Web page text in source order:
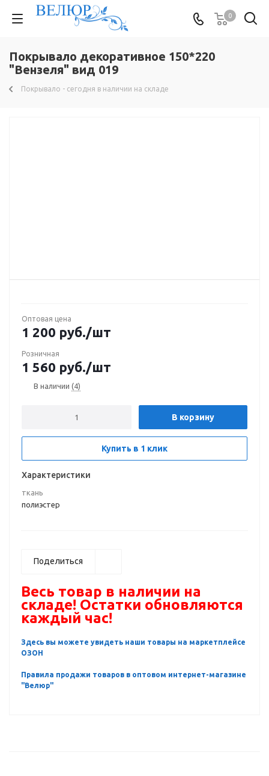
0
Покрывало декоративное 150*220
"Вензеля" вид 019
Покрывало - сегодня в наличии на складе
Оптовая цена
1 200 руб./шт
Розничная
1 560 руб./шт
В наличии (4)
В корзину
Купить в 1 клик
Характеристики
ткань
полиэстер
Поделиться
Весь товар в наличии на
складе! Остатки обновляются
каждый час!
Здесь вы можете увидеть наши товары на маркетплейсе
ОЗОН
Правила продажи товаров в оптовом интернет-магазине
"Велюр"